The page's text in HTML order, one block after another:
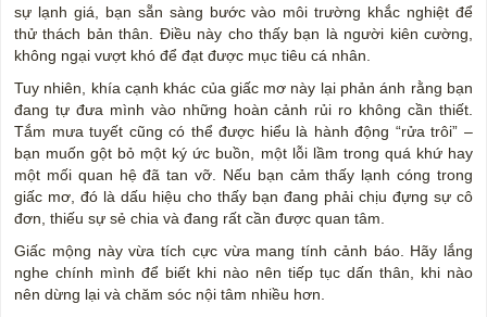
sự lạnh giá, bạn sẵn sàng bước vào môi trường khắc nghiệt để
thử thách bản thân. Điều này cho thấy bạn là người kiên cường,
không ngại vượt khó để đạt được mục tiêu cá nhân.
Tuy nhiên, khía cạnh khác của giấc mơ này lại phản ánh rằng bạn
đang tự đưa mình vào những hoàn cảnh rủi ro không cần thiết.
Tắm mưa tuyết cũng có thể được hiểu là hành động “rửa trôi” –
bạn muốn gột bỏ một ký ức buồn, một lỗi lầm trong quá khứ hay
một mối quan hệ đã tan vỡ. Nếu bạn cảm thấy lạnh cóng trong
giấc mơ, đó là dấu hiệu cho thấy bạn đang phải chịu đựng sự cô
đơn, thiếu sự sẻ chia và đang rất cần được quan tâm.
Giấc mộng này vừa tích cực vừa mang tính cảnh báo. Hãy lắng
nghe chính mình để biết khi nào nên tiếp tục dấn thân, khi nào
nên dừng lại và chăm sóc nội tâm nhiều hơn.